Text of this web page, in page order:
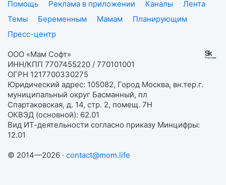
Помощь
Реклама в приложении Каналы
Лента
Темы
Беременным Мамам
Планирующим
Пресс-центр
ООО «Мам Софт»
ИНН/КПП 7707455220 / 770101001
ОГРН 1217700330275
Юридический адрес: 105082, Город Москва, вн.тер.г.
муниципальный округ Басманный, пл
Спартаковская, д. 14, стр. 2, помещ. 7Н
ОКВЭД (основной): 62.01
Вид ИТ-деятельности согласно приказу Минцифры:
12.01
© 2014—2026 · contact@mom.life